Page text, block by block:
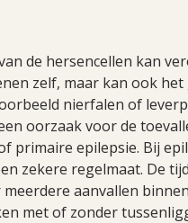
de hersencellen kan
zelf, maar kan ook
nierfalen of
oorzaak voor de
primaire epilepsie. Bij
zekere regelmaat. De
meerdere aanvallen
met of zonder